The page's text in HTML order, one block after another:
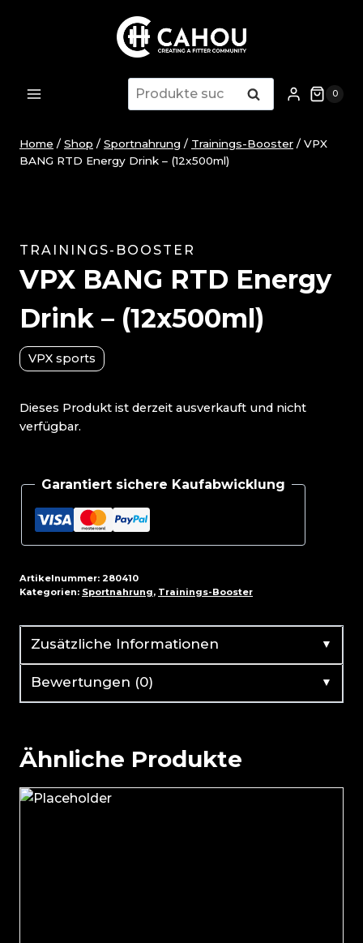
Suche
nach:
Suche 0
Home / Shop / Sportnahrung / Trainings-Booster / VPX
BANG RTD Energy Drink – (12x500ml)
TRAININGS-BOOSTER
VPX BANG RTD Energy
Drink – (12x500ml)
VPX sports
Dieses Produkt ist derzeit ausverkauft und nicht
verfügbar.
Garantiert sichere Kaufabwicklung
Artikelnummer: 280410
Kategorien: Sportnahrung, Trainings-Booster
Zusätzliche Informationen ▼
Bewertungen (0) ▼
Ähnliche Produkte